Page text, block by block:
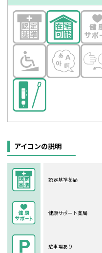
アイコンの説明
認定基準薬局
健康サポート薬局
駐車場あり